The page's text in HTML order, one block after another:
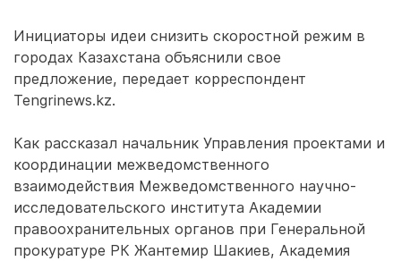
Инициаторы идеи снизить скоростной режим в
городах Казахстана объяснили свое
предложение, передает корреспондент
Tengrinews.kz.
Как рассказал начальник Управления проектами и
координации межведомственного
взаимодействия Межведомственного научно-
исследовательского института Академии
правоохранительных органов при Генеральной
прокуратуре РК Жантемир Шакиев, Академия